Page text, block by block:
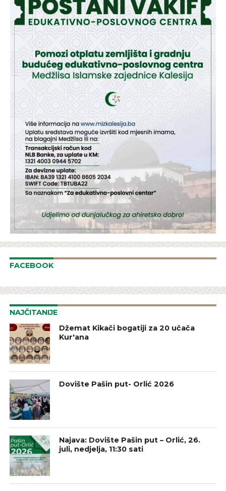
FACEBOOK
NAJČITANIJE
Džemat Kikači bogatiji za 20 učača
Kur'ana
Dovište Pašin put- Orlić 2026
Najava: Dovište Pašin put – Orlić, 26.
juli, nedjelja, 11:30 sati